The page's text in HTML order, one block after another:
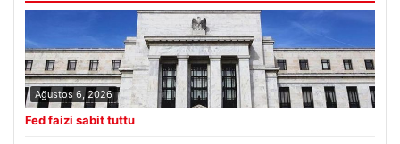
Ağustos 6, 2026
Fed faizi sabit tuttu